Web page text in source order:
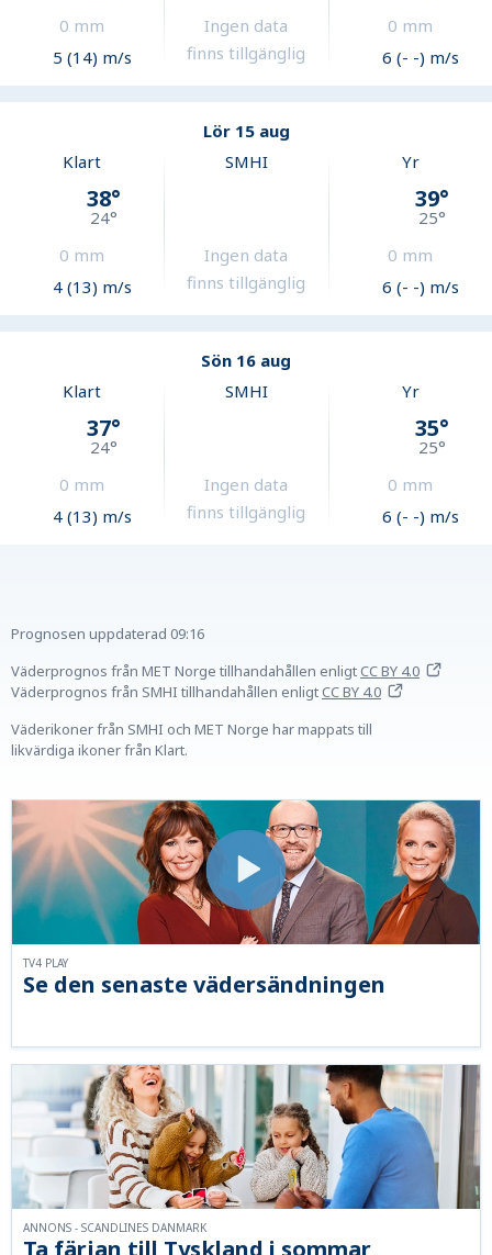
0 mm
5 (14) m/s
Ingen data
finns tillgänglig
0 mm
6 (- -) m/s
Lör 15 aug
Klart
38°
24°
0 mm
4 (13) m/s
SMHI
Ingen data
finns tillgänglig
Yr
39°
25°
0 mm
6 (- -) m/s
Sön 16 aug
Klart
37°
24°
0 mm
4 (13) m/s
SMHI
Ingen data
finns tillgänglig
Yr
35°
25°
0 mm
6 (- -) m/s
Prognosen uppdaterad 09:16
Väderprognos från MET Norge tillhandahållen enligtCC BY 4.0
Väderprognos från SMHI tillhandahållen enligtCC BY 4.0
Väderikoner från SMHI och MET Norge har mappats till
likvärdiga ikoner från Klart.
Se den senaste vädersändningen
TV4 PLAY
ANNONS - SCANDLINES DANMARK